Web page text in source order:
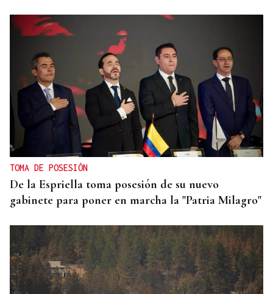
TOMA DE POSESIÓN
De la Espriella toma posesión de su nuevo
gabinete para poner en marcha la "Patria Milagro"